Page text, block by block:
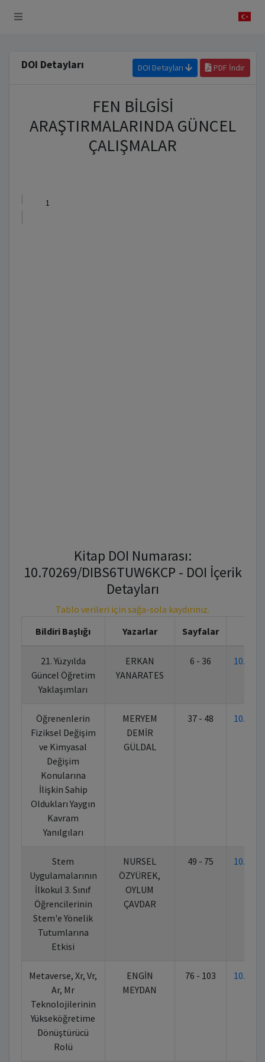
DOI Detayları DOI Detayları PDF İndir
FEN BİLGİSİ
ARAŞTIRMALARINDA GÜNCEL
ÇALIŞMALAR
Kitap DOI Numarası:
10.70269/DIBS6TUW6KCP - DOI İçerik
Detayları
Tablo verileri için sağa-sola kaydırınız.
Bildiri Başlığı
Yazarlar Sayfalar
21. Yüzyılda
Güncel Öğretim
Yaklaşımları
ERKAN
YANARATES
6 - 36
Öğrenenlerin
Fiziksel Değişim
ve Kimyasal
Değişim
Konularına
İlişkin Sahip
Oldukları Yaygın
Kavram
Yanılgıları
MERYEM
DEMİR
GÜLDAL
37 - 48
Stem
Uygulamalarının
İlkokul 3. Sınıf
Öğrencilerinin
Stem'e Yönelik
Tutumlarına
Etkisi
NURSEL
ÖZYÜREK,
OYLUM
ÇAVDAR
49 - 75
Metaverse, Xr, Vr,
Ar, Mr
Teknolojilerinin
Yükseköğretime
Dönüştürücü
Rolü
ENGİN
MEYDAN
76 - 103